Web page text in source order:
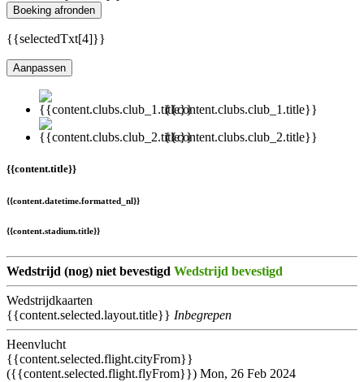
Boeking afronden
{{selectedTxt[4]}}
Aanpassen
{{content.clubs.club_1.title}}
{{content.clubs.club_2.title}}
{{content.title}}
{{content.datetime.formatted_nl}}
{{content.stadium.title}}
Wedstrijd (nog) niet bevestigd Wedstrijd bevestigd
Wedstrijdkaarten
{{content.selected.layout.title}} Inbegrepen
Heenvlucht
{{content.selected.flight.cityFrom}}
({{content.selected.flight.flyFrom}}) Mon, 26 Feb 2024